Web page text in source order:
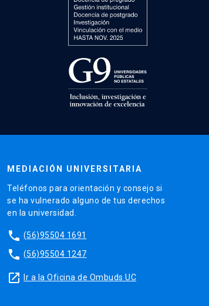
MEDIACIÓN UNIVERSITARIA
Teléfonos para orientación y consejo si
se ha vulnerado alguno de tus derechos
en la universidad.
phone (56)95504 1691
phone (56)95504 1247
launch Ir a la Oficina de Ombuds UC